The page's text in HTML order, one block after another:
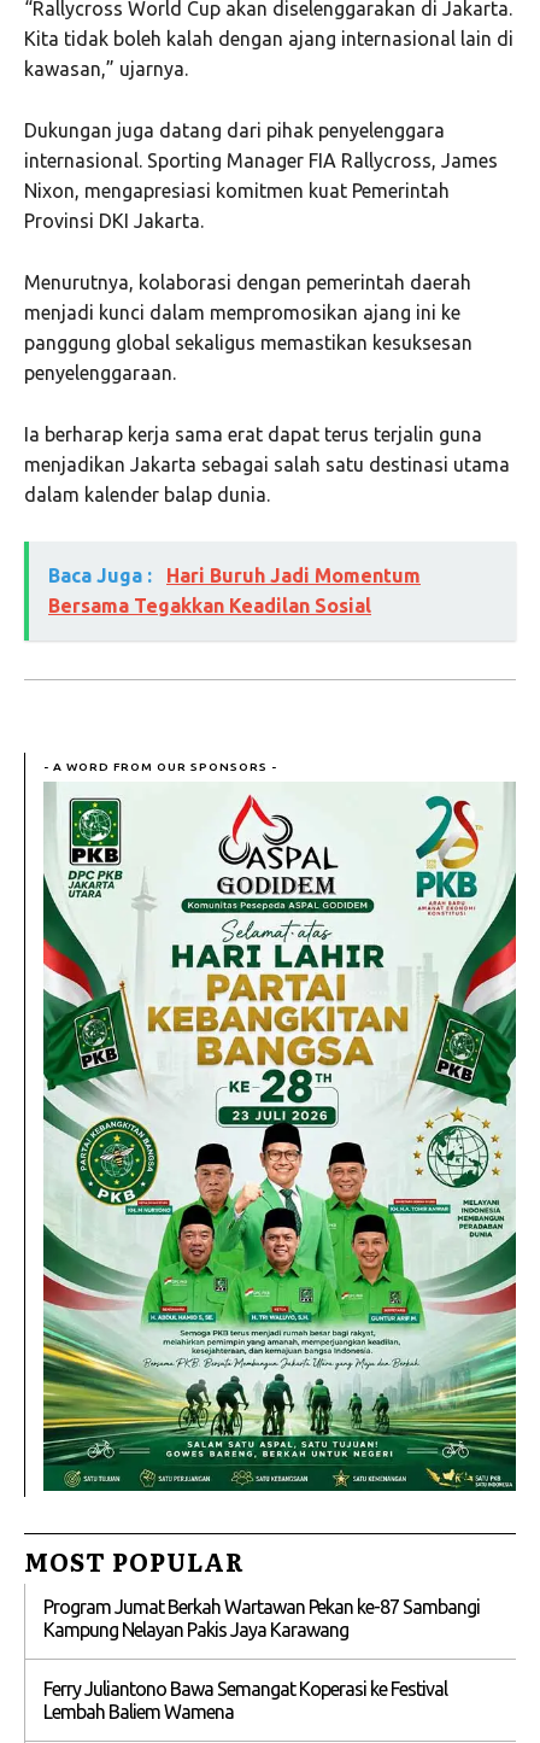
“Rallycross World Cup akan diselenggarakan di Jakarta.
Kita tidak boleh kalah dengan ajang internasional lain di
kawasan,” ujarnya.
Dukungan juga datang dari pihak penyelenggara
internasional. Sporting Manager FIA Rallycross, James
Nixon, mengapresiasi komitmen kuat Pemerintah
Provinsi DKI Jakarta.
Menurutnya, kolaborasi dengan pemerintah daerah
menjadi kunci dalam mempromosikan ajang ini ke
panggung global sekaligus memastikan kesuksesan
penyelenggaraan.
Ia berharap kerja sama erat dapat terus terjalin guna
menjadikan Jakarta sebagai salah satu destinasi utama
dalam kalender balap dunia.
Baca Juga :
Hari Buruh Jadi Momentum
Bersama Tegakkan Keadilan Sosial
- A WORD FROM OUR SPONSORS -
MOST POPULAR
Program Jumat Berkah Wartawan Pekan ke-87 Sambangi
Kampung Nelayan Pakis Jaya Karawang
Ferry Juliantono Bawa Semangat Koperasi ke Festival
Lembah Baliem Wamena